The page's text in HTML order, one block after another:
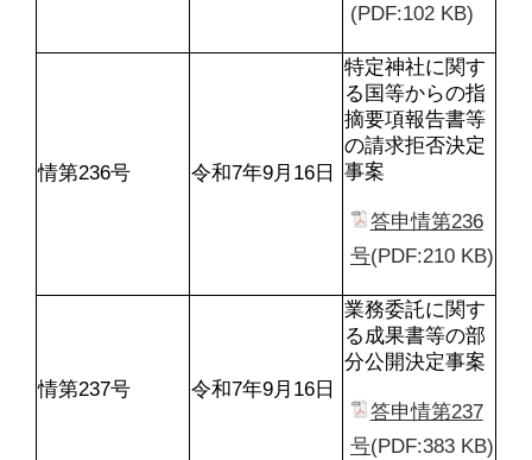
(PDF:102 KB)
情第236号 令和7年9月16日
特定神社に関す
る国等からの指
摘要項報告書等
の請求拒否決定
事案
答申情第236
号(PDF:210 KB)
情第237号 令和7年9月16日
業務委託に関す
る成果書等の部
分公開決定事案
答申情第237
号(PDF:383 KB)